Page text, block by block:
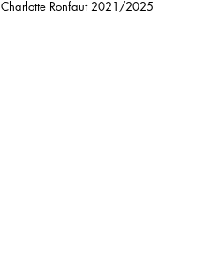
Charlotte Ronfaut2021/2025